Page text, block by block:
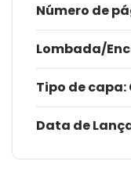
Número de
Lombada/
Tipo de capa:
Data de